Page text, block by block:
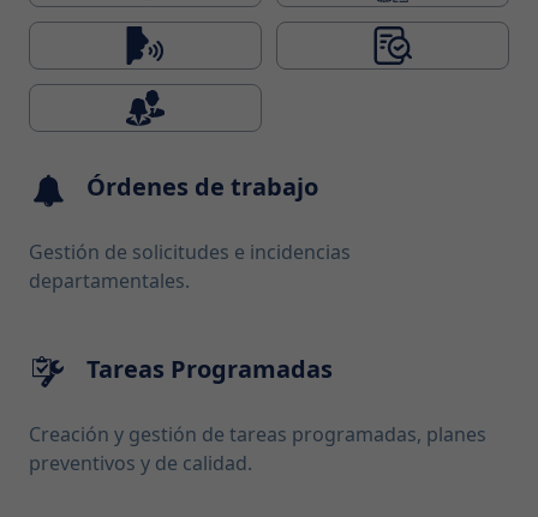
Órdenes de trabajo
Gestión de solicitudes e incidencias
departamentales.
Tareas Programadas
Creación y gestión de tareas programadas, planes
preventivos y de calidad.